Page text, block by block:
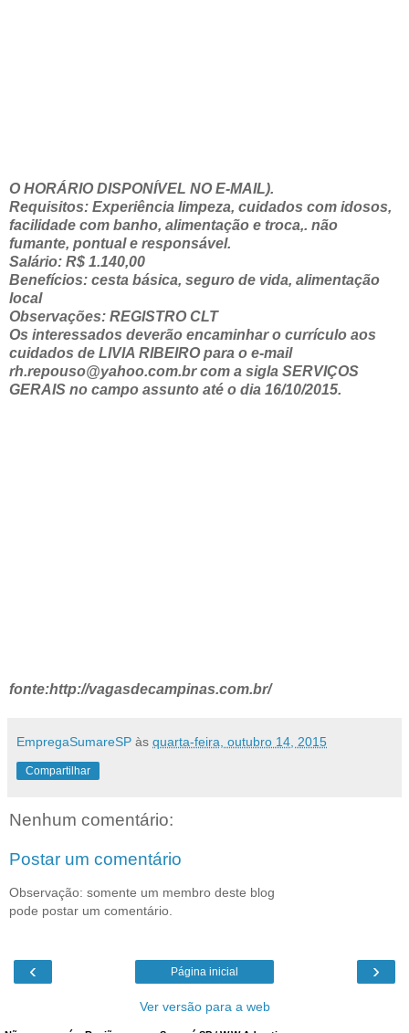
OHORÁRIO DISPONÍVEL NO E-MAIL).
Requisitos: Experiência limpeza, cuidados com idosos,
facilidade com banho, alimentação e troca,. não
fumante, pontual e responsável.
Salário: R$ 1.140,00
Benefícios: cesta básica, seguro de vida, alimentação
local
Observações: REGISTRO CLT
Os interessados deverão encaminhar o currículo aos
cuidados de LIVIA RIBEIRO para o e-mail
rh.repouso@yahoo.com.br com a sigla SERVIÇOS
GERAIS no campo assunto até o dia 16/10/2015.
fonte:http://vagasdecampinas.com.br/
EmpregaSumareSP às quarta-feira, outubro 14, 2015
Compartilhar
Nenhum comentário:
Postar um comentário
Observação: somente um membro deste blog
pode postar um comentário.
‹ ›
Página inicial
Ver versão para a web